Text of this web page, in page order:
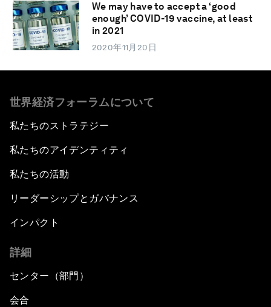
We may have to accept a ‘good
enough’ COVID-19 vaccine, at least
in 2021
2020年11月20日
世界経済フォーラムについて
私たちのストラテジー
私たちのアイデンティティ
私たちの活動
リーダーシップとガバナンス
インパクト
詳細
センター（部門）
会合